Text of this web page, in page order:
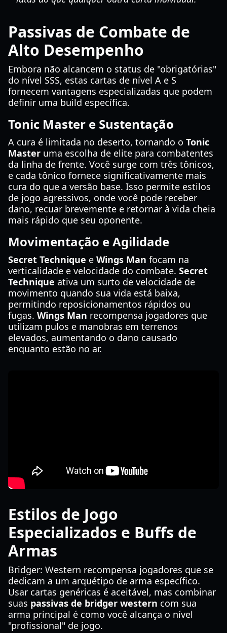
Passivas de Combate de
Alto Desempenho
Embora não alcancem o status de "obrigatórias"
do nível SSS, estas cartas de nível A e S
fornecem vantagens especializadas que podem
definir uma build específica.
Tonic Master e Sustentação
A cura é limitada no deserto, tornando o Tonic
Master uma escolha de elite para combatentes
da linha de frente. Você surge com três tônicos,
e cada tônico fornece significativamente mais
cura do que a versão base. Isso permite estilos
de jogo agressivos, onde você pode receber
dano, recuar brevemente e retornar à vida cheia
mais rápido que seu oponente.
Movimentação e Agilidade
Secret Technique e Wings Man focam na
verticalidade e velocidade do combate. Secret
Technique ativa um surto de velocidade de
movimento quando sua vida está baixa,
permitindo reposicionamentos rápidos ou
fugas. Wings Man recompensa jogadores que
utilizam pulos e manobras em terrenos
elevados, aumentando o dano causado
enquanto estão no ar.
Estilos de Jogo
Especializados e Buffs de
Armas
Bridger: Western recompensa jogadores que se
dedicam a um arquétipo de arma específico.
Usar cartas genéricas é aceitável, mas combinar
suas passivas de bridger western com sua
arma principal é como você alcança o nível
"profissional" de jogo.